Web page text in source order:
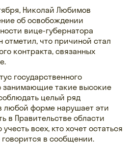
Николай Любимов
об освобождении
вице-губернатора
отметил, что причиной стал
контракта, связанных
государственного
занимающие такие высокие
целый ряд
любой форме нарушает эти
в Правительстве области
всех, кто хочет остаться
в сообщении.